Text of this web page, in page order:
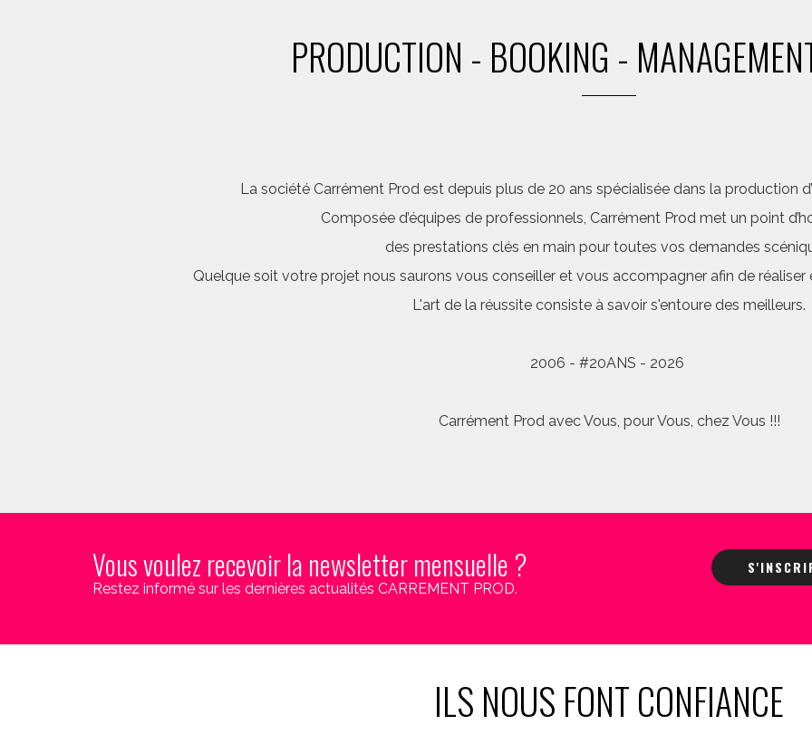
PRODUCTION - BOOKING -
La société Carrément Prod est depuis plus de 20 ans spécialisée dans la production
Composée d’équipes de professionnels, Carrément Prod met un point
des prestations clés en main pour toutes vos demandes
Quelque soit votre projet nous saurons vous conseiller et vous accompagner afin de réaliser
L'art de la réussite consiste à savoir s'entoure des meilleurs.
2006 - #20ANS - 2026
Carrément Prod avec Vous, pour Vous, chez Vous !!!
Vous voulez recevoir la newsletter mensuelle ?
Restez informé sur les dernières actualités CARREMENT PROD.
ILS NOUS FONT CONFIANCE